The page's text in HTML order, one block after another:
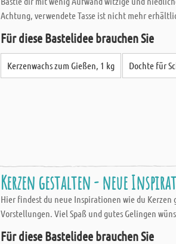
Achtung, verwendete Tasse ist nicht mehr
Für diese Bastelidee brauchen Sie
Kerzenwachs zum Gießen, 1 kg Dochte für
Kerzen gestalten - neue
Hier findest du neue Inspirationen wie du
Vorstellungen. Viel Spaß und gutes Gelingen
Für diese Bastelidee brauchen Sie